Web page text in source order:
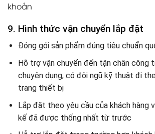
khoản
9. Hình thức vận chuyển lắp đặt
Đóng gói sản phẩm đúng tiêu chuẩn
Hỗ trợ vận chuyển đến tận chân công
chuyên dụng, có đội ngũ kỹ thuật đi
trang thiết bị
Lắp đặt theo yêu cầu của khách hàng
kế đã được thống nhất từ trước